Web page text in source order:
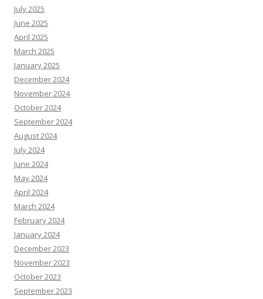
July 2025
June 2025
April 2025
March 2025
January 2025
December 2024
November 2024
October 2024
September 2024
August 2024
July 2024
June 2024
May 2024
April 2024
March 2024
February 2024
January 2024
December 2023
November 2023
October 2023
September 2023